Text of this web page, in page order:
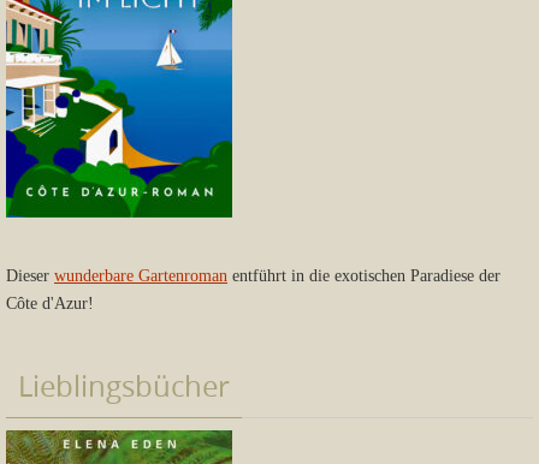
Dieser wunderbare Gartenroman entführt in die exotischen Paradiese der
Côte d'Azur!
Lieblingsbücher